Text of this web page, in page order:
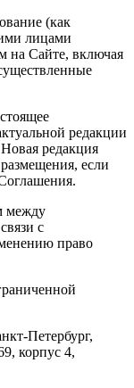
(как
лицами
на Сайте, включая
редакции
редакция
если
между
с
право
Петербург,
корпус 4,